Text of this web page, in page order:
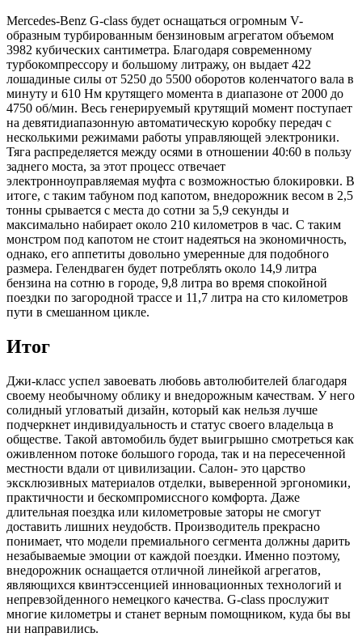
Mercedes-Benz G-class будет оснащаться огромным V-
образным турбированным бензиновым агрегатом объемом
3982 кубических сантиметра. Благодаря современному
турбокомпрессору и большому литражу, он выдает 422
лошадиные силы от 5250 до 5500 оборотов коленчатого вала в
минуту и 610 Нм крутящего момента в диапазоне от 2000 до
4750 об/мин. Весь генерируемый крутящий момент поступает
на девятидиапазонную автоматическую коробку передач с
несколькими режимами работы управляющей электроники.
Тяга распределяется между осями в отношении 40:60 в пользу
заднего моста, за этот процесс отвечает
электронноуправляемая муфта с возможностью блокировки. В
итоге, с таким табуном под капотом, внедорожник весом в 2,5
тонны срывается с места до сотни за 5,9 секунды и
максимально набирает около 210 километров в час. С таким
монстром под капотом не стоит надеяться на экономичность,
однако, его аппетиты довольно умеренные для подобного
размера. Гелендваген будет потреблять около 14,9 литра
бензина на сотню в городе, 9,8 литра во время спокойной
поездки по загородной трассе и 11,7 литра на сто километров
пути в смешанном цикле.
Итог
Джи-класс успел завоевать любовь автолюбителей благодаря
своему необычному облику и внедорожным качествам. У него
солидный угловатый дизайн, который как нельзя лучше
подчеркнет индивидуальность и статус своего владельца в
обществе. Такой автомобиль будет выигрышно смотреться как
оживленном потоке большого города, так и на пересеченной
местности вдали от цивилизации. Салон- это царство
эксклюзивных материалов отделки, выверенной эргономики,
практичности и бескомпромиссного комфорта. Даже
длительная поездка или километровые заторы не смогут
доставить лишних неудобств. Производитель прекрасно
понимает, что модели премиального сегмента должны дарить
незабываемые эмоции от каждой поездки. Именно поэтому,
внедорожник оснащается отличной линейкой агрегатов,
являющихся квинтэссенцией инновационных технологий и
непревзойденного немецкого качества. G-class прослужит
многие километры и станет верным помощником, куда бы вы
ни направились.